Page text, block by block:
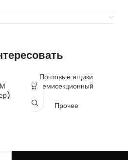
Почтовые ящики
семисекционный
Прочее